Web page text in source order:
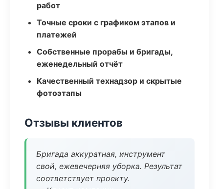
работ
Точные сроки с графиком этапов и
платежей
Собственные прорабы и бригады,
еженедельный отчёт
Качественный технадзор и скрытые
фотоэтапы
Отзывы клиентов
Бригада аккуратная, инструмент
свой, ежевечерняя уборка. Результат
соответствует проекту.